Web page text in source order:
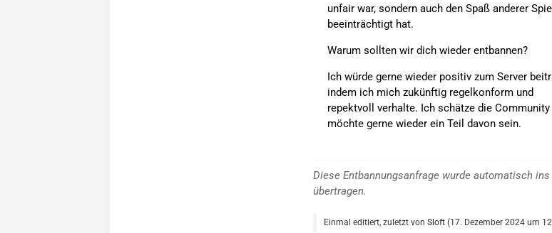
unfair war, sondern auch den Spaß anderer
beeinträchtigt hat.
Warum sollten wir dich wieder entbannen?
Ich würde gerne wieder positiv zum Server
indem ich mich zukünftig regelkonform und
repektvoll verhalte. Ich schätze die Community
möchte gerne wieder ein Teil davon sein.
Diese Entbannungsanfrage wurde automatisch ins
übertragen.
Einmal editiert, zuletzt vonSloft (17. Dezember 2024 um